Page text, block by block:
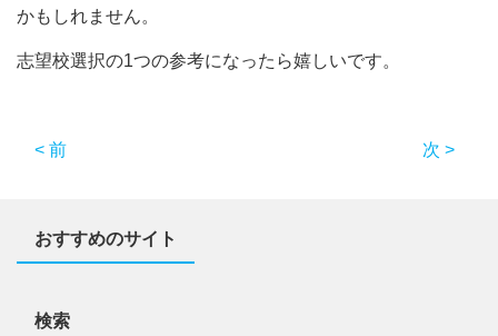
かもしれません。
志望校選択の1つの参考になったら嬉しいです。
< 前 次 >
おすすめのサイト
検索